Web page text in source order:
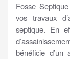
Fosse
vos travaux
septique. En
bénéficie